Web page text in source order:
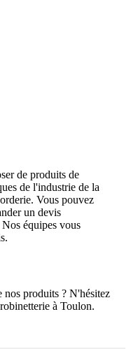
de produits de
de l'industrie de la
Vous pouvez
un devis
équipes vous
produits ? N'hésitez
à Toulon.